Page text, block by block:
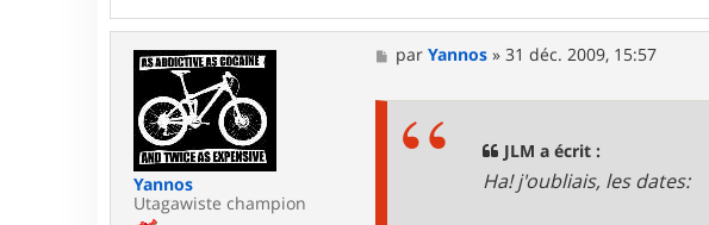
n
t
a
c
t
e
r
J
L
Yannos
Utagawiste champion
M
e
parYannos »31 déc. 2009, 15:57
JLM a écrit :
Ha! j'oubliais, les dates: